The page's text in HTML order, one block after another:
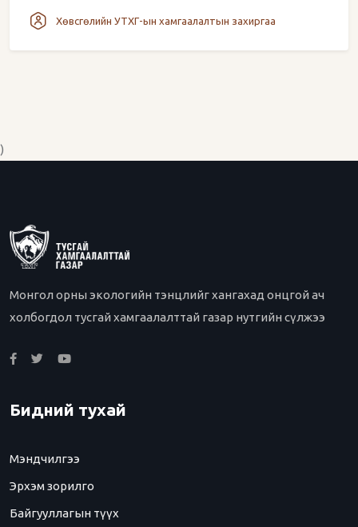
Хөвсгөлийн УТХГ-ын хамгаалалтын захиргаа
)
Монгол орны экологийн тэнцлийг хангахад онцгой ач
холбогдол тусгай хамгаалалттай газар нутгийн сүлжээ
Бидний тухай
Мэндчилгээ
Эрхэм зорилго
Байгууллагын түүх